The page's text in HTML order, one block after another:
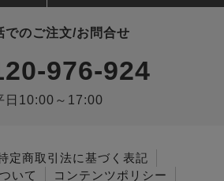
でのご注文/お問合せ
976-924
日10:00～17:00
定商取引法に基づく表記
いて
コンテンツポリシー